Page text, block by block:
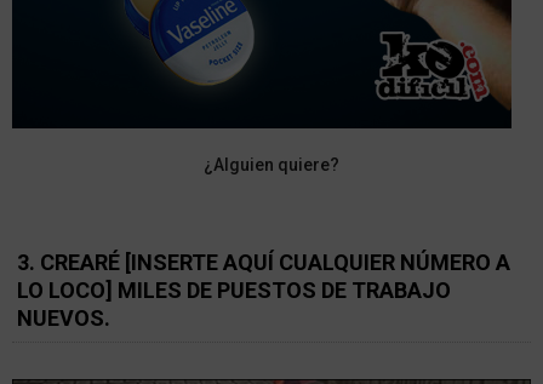
¿Alguien quiere?
3. CREARÉ [INSERTE AQUÍ CUALQUIER NÚMERO A
LO LOCO] MILES DE PUESTOS DE TRABAJO
NUEVOS.